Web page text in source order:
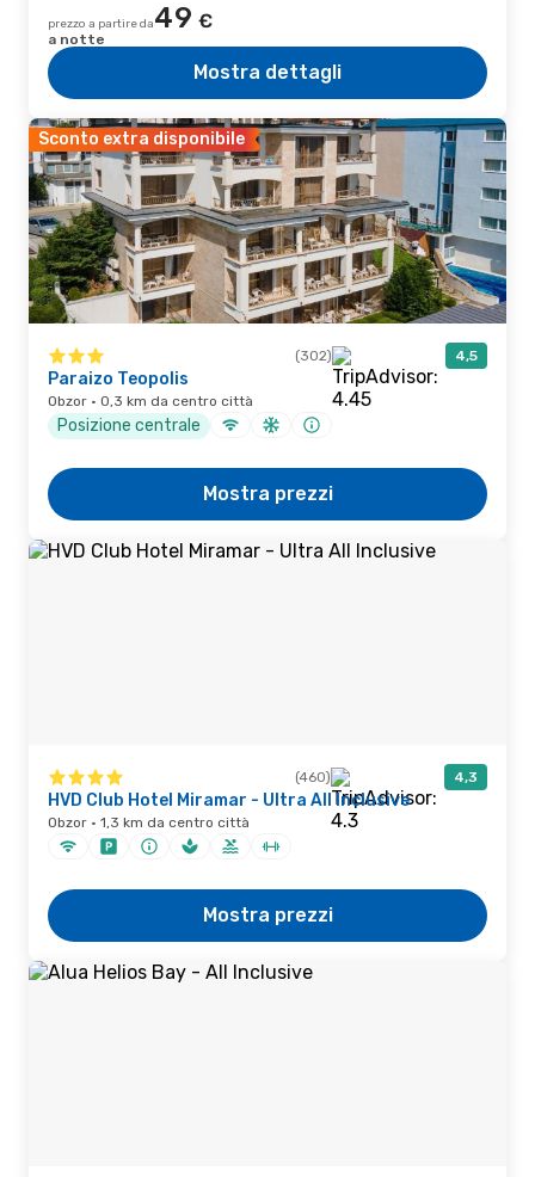
prezzo a partire da49 €
a notte
Mostra dettagli
Sconto extra disponibile
(302) 4,5
Paraizo Teopolis
Obzor · 0,3 km da centro città
Posizione centrale
Mostra prezzi
(460) 4,3
HVD Club Hotel Miramar - Ultra All Inclusive
Obzor · 1,3 km da centro città
Mostra prezzi